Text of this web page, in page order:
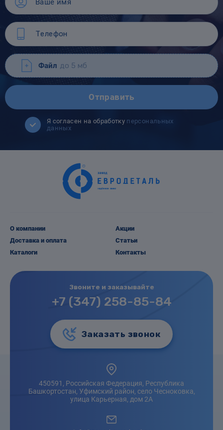
Файл до 5 мб
Отправить
Я согласен на обработку персональных
данных
О компании
Доставка и оплата
Каталоги
Акции
Статьи
Контакты
Звоните и заказывайте
+7 (347) 258-85-84
Заказать звонок
450591, Российская Федерация, Республика
Башкортостан, Уфимский район, село Чесноковка,
улица Карьерная, дом 2А